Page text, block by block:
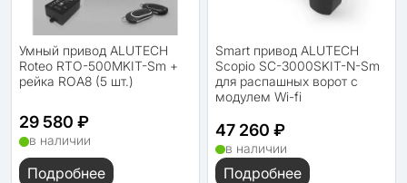
Умный привод ALUTECH
Roteo RTO-500MKIT-Sm +
рейка ROA8 (5 шт.)
29 580 ₽
в наличии
Подробнее
Smart привод ALUTECH
Scopio SC-3000SKIT-N-Sm
для распашных ворот с
модулем Wi-fi
47 260 ₽
в наличии
Подробнее